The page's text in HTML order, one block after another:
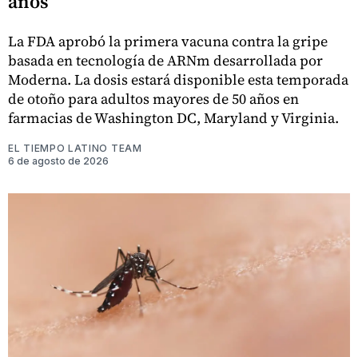
La FDA aprobó la primera vacuna contra la gripe
basada en tecnología de ARNm desarrollada por
Moderna. La dosis estará disponible esta temporada
de otoño para adultos mayores de 50 años en
farmacias de Washington DC, Maryland y Virginia.
EL TIEMPO LATINO TEAM
6 de agosto de 2026